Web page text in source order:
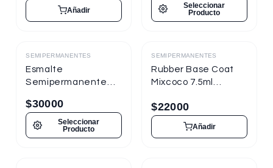
Añadir
Seleccionar
Producto
Destacado
SEMIPERMANENTES
Esmalte
Semipermanente
Semitraslúcido 15ml
para Uñas
$30000
Seleccionar
Producto
Destacado
SEMIPERMANENTES
Rubber Base Coat
Mixcoco 7.5ml
para Uñas
$22000
Añadir